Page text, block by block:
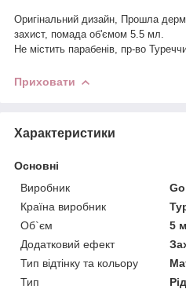
Оригінальний дизайн, Прошла
захист, помада об'ємом 5.5 мл.
Не містить парабенів, пр-во
Приховати
Характеристики
Основні
Виробник
Країна виробник
Об`єм
5
Додатковий ефект
Тип відтінку та кольору
Тип